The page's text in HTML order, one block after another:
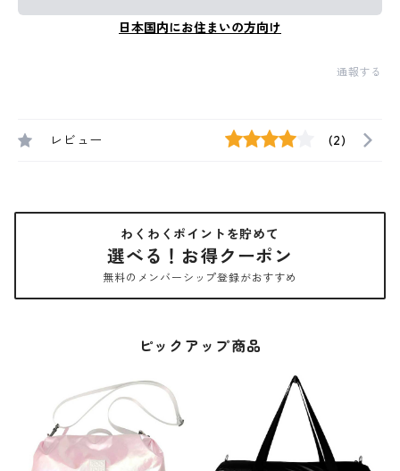
日本国内にお住まいの方向け
通報する
レビュー (2)
わくわくポイントを貯めて
選べる！お得クーポン
無料のメンバーシップ登録がおすすめ
ピックアップ商品